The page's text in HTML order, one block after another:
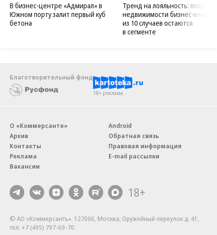
В бизнес-центре «Адмирал» в
Южном порту залит первый куб
бетона
Тренд на лояльность:
недвижимости бизнес-класса
из 10 случаев остаются
в сегменте
Благотворительный фонд
18+ реклама
О «Коммерсанте»
Архив
Контакты
Реклама
Вакансии
Android
Обратная связь
Правовая информация
E-mail рассылки
18+
© АО «Коммерсантъ». 127006, Москва, Оружейный переулок д. 41,
тел. +7 (495) 797-69-70.